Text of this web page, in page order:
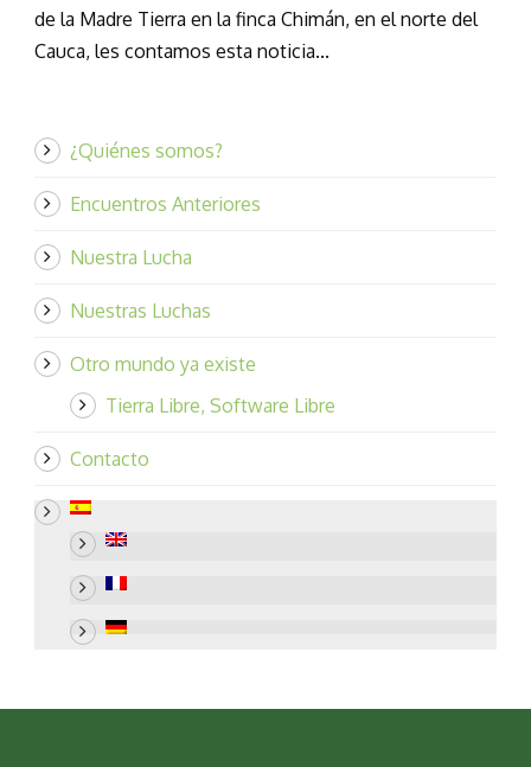
de la Madre Tierra en la finca Chimán, en el norte del
Cauca, les contamos esta noticia...
¿Quiénes somos?
Encuentros Anteriores
Nuestra Lucha
Nuestras Luchas
Otro mundo ya existe
Tierra Libre, Software Libre
Contacto